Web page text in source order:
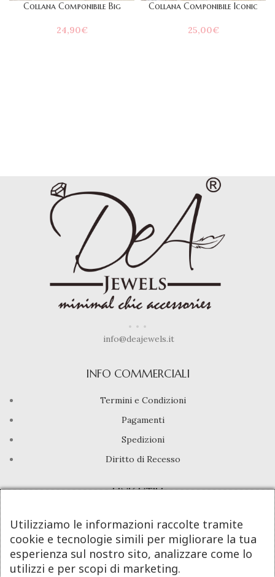
Collana Componibile Big
24,90€
Collana Componibile Iconic
25,00€
info@deajewels.it
INFO COMMERCIALI
Termini e Condizioni
Pagamenti
Spedizioni
Diritto di Recesso
LINK UTILI
Manutenzione prodotti
Account
Privacy Policy
Utilizziamo le informazioni raccolte tramite
cookie e tecnologie simili per migliorare la tua
esperienza sul nostro sito, analizzare come lo
utilizzi e per scopi di marketing.